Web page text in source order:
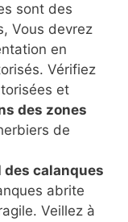
sont des
Vous devrez
en
Vérifiez
et
des zones
de
des calanques
abrite
Veillez à